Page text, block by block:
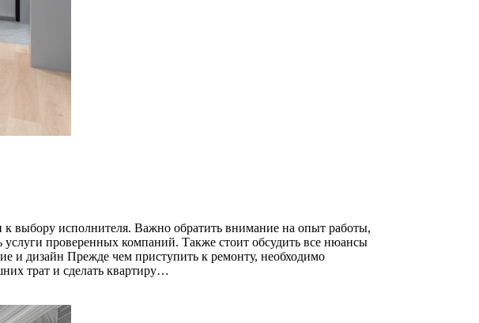
выбору исполнителя. Важно обратить внимание на опыт работы,
проверенных компаний. Также стоит обсудить все нюансы
и дизайн Прежде чем приступить к ремонту, необходимо
трат и сделать квартиру…